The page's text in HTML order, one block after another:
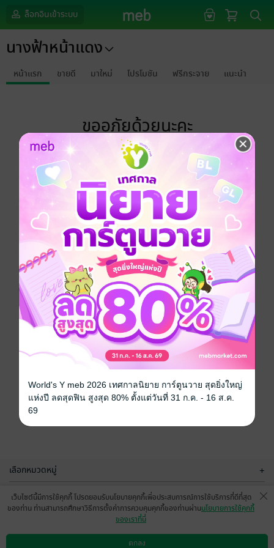
ล็อกอินเข้าระบบ
นางฟ้าหน้าแดง
หน้าแรก ขายดี มาใหม่ โปรโมชัน ฟรีกระจาย แนะนำ
ขออภัยด้วยนะคะ
ไม่พบข้อมูลในหัวข้อที่คุณกำลังชมค่ะ
เลือกหมวดหมู่ +
บริการช่วยเหลือ +
เว็บไซต์นี้มีการใช้คุกกี้ โปรดยอมรับนโยบายคุกกี้เพื่อประสบการณ์การใช้บริการที่ดีที่สุด
ของท่าน ท่านสามารถศึกษาวิธีการตั้งค่าการควบคุมคุกกี้ของท่านผ่านนโยบายการใช้คุกกี้
ของเราที่นี่
ตกลง
World's Y meb 2026 เทศกาลนิยาย การ์ตูนวาย สุดยิ่งใหญ่
แห่งปี ลดสุดฟิน สูงสุด 80% ตั้งแต่วันที่ 31 ก.ค. - 16 ส.ค.
69